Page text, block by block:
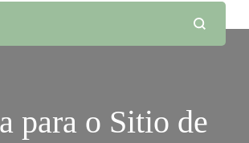
para o Sitio de